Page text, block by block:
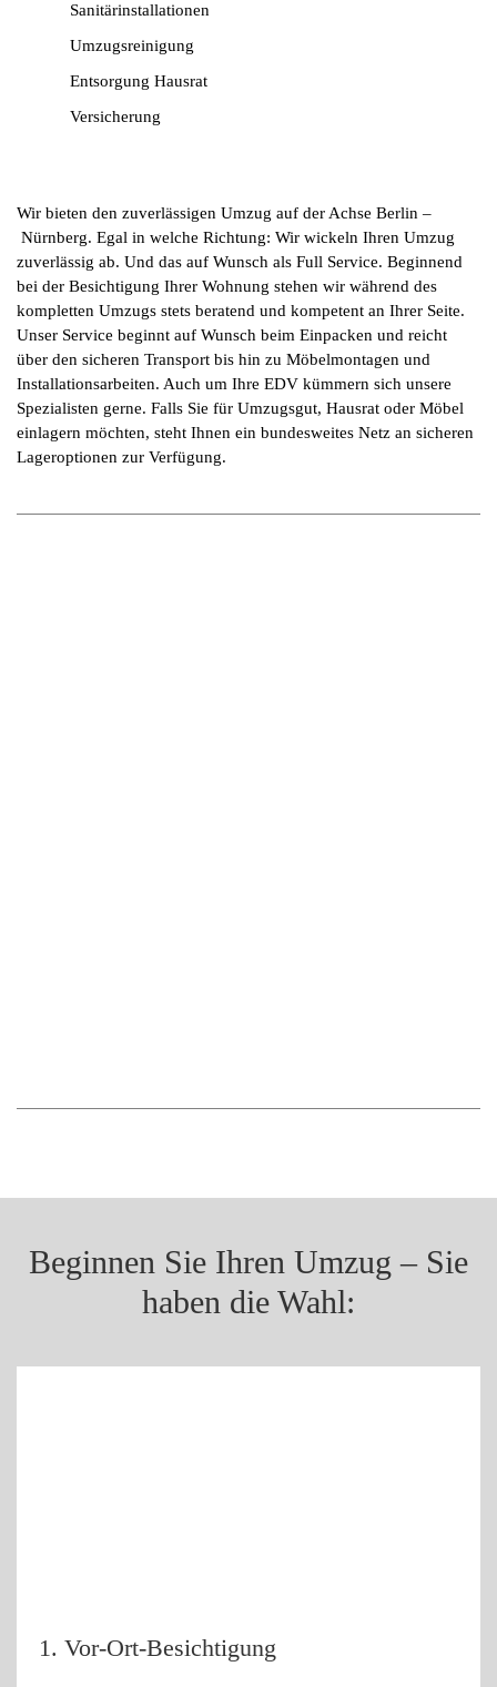
Sanitärinstallationen
Umzugsreinigung
Entsorgung Hausrat
Versicherung
Wir bieten den zuverlässigen Umzug auf der Achse Berlin –
Nürnberg. Egal in welche Richtung: Wir wickeln Ihren Umzug
zuverlässig ab. Und das auf Wunsch als Full Service. Beginnend
bei der Besichtigung Ihrer Wohnung stehen wir während des
kompletten Umzugs stets beratend und kompetent an Ihrer Seite.
Unser Service beginnt auf Wunsch beim Einpacken und reicht
über den sicheren Transport bis hin zu Möbelmontagen und
Installationsarbeiten. Auch um Ihre EDV kümmern sich unsere
Spezialisten gerne. Falls Sie für Umzugsgut, Hausrat oder Möbel
einlagern möchten, steht Ihnen ein bundesweites Netz an sicheren
Lageroptionen zur Verfügung.
Beginnen Sie Ihren Umzug – Sie
haben die Wahl:
1. Vor-Ort-Besichtigung